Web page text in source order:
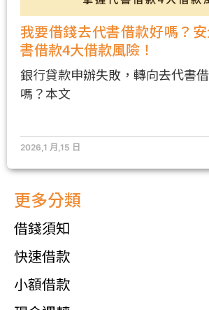
更多分類
借錢須知
快速借款
小額借款
我要借錢去代書借款好嗎？
書借款4大借款風險！
銀行貸款申辦失敗，轉向去代書
嗎？本文
2026,1 月,15 日